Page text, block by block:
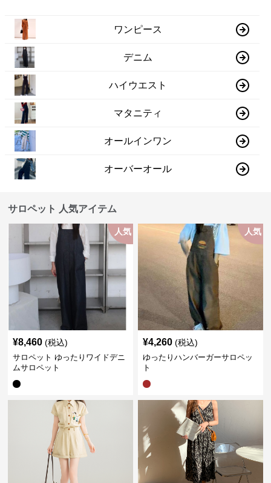
ワンピース
デニム
ハイウエスト
マタニティ
オールインワン
オーバーオール
サロペット 人気アイテム
人気
¥8,460 (税込)
サロペット ゆったりワイドデニ
ムサロペット
人気
¥4,260 (税込)
ゆったりハンバーガーサロペッ
ト